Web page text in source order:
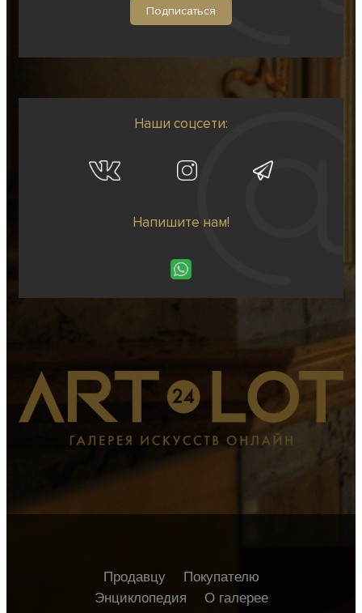
Наши соцсети:
Напишите нам!
Продавцу
Покупателю
Энциклопедия
О галерее